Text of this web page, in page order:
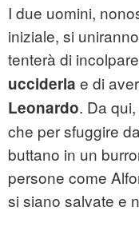
I due uomini,
iniziale, si
tenterà di incolpare
ucciderla e di
Leonardo. Da
che per sfuggire
buttano in un
persone come
si siano salvate e